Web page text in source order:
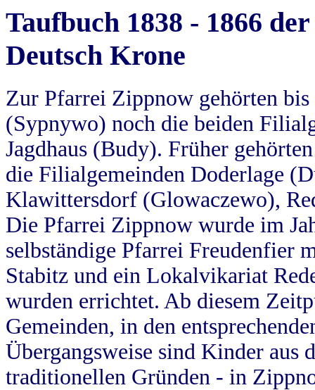
Taufbuch 1838 - 1866
Deutsch Krone
Zur Pfarrei Zippnow gehörten
(Sypnywo) noch die beiden
Jagdhaus (Budy). Früher
die Filialgemeinden Doderlage
Klawittersdorf (Glowaczewo),
Die Pfarrei Zippnow wurde im
selbständige Pfarrei Freudenfier
Stabitz und ein Lokalvikariat
wurden errichtet. Ab diesem
Gemeinden, in den
Übergangsweise sind Kinder aus
traditionellen Gründen - in